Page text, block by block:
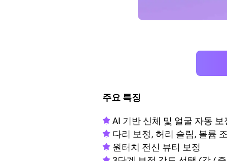
주요 특징
AI 기반 신체 및 얼굴 자동 보
다리 보정, 허리 슬림, 볼륨
원터치 전신 뷰티 보정